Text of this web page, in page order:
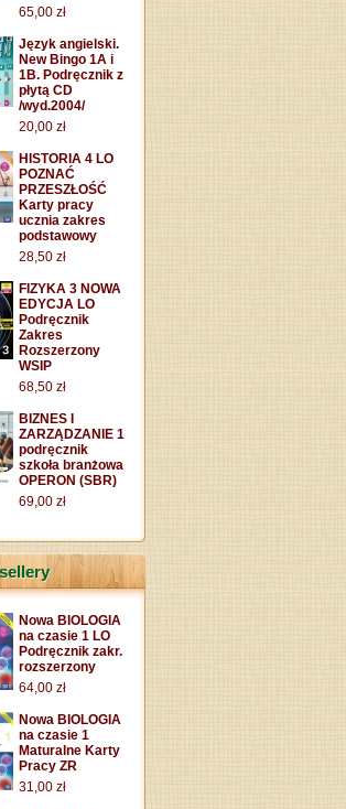
65,00 zł
Język angielski.
New Bingo 1A i
1B. Podręcznik z
płytą CD
/wyd.2004/
20,00 zł
HISTORIA 4 LO
POZNAĆ
PRZESZŁOŚĆ
Karty pracy
ucznia zakres
podstawowy
28,50 zł
FIZYKA 3 NOWA
EDYCJA LO
Podręcznik
Zakres
Rozszerzony
WSIP
68,50 zł
BIZNES I
ZARZĄDZANIE 1
podręcznik
szkoła branżowa
OPERON (SBR)
69,00 zł
Nowa BIOLOGIA
na czasie 1 LO
Podręcznik zakr.
rozszerzony
64,00 zł
Nowa BIOLOGIA
na czasie 1
Maturalne Karty
Pracy ZR
31,00 zł